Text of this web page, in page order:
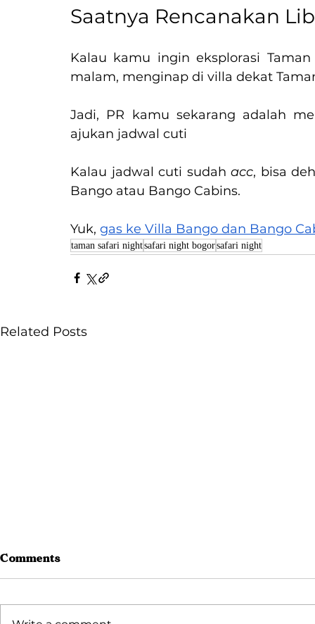
Saatnya Rencanakan
Kalau kamu ingin eksplorasi
malam, menginap di villa dekat
Jadi, PR kamu sekarang adalah
ajukan jadwal cuti
Kalau jadwal cuti sudah acc, bisa
Bango atau Bango Cabins.
Yuk, gas ke Villa Bango dan Bango
taman safari nightsafari night bogorsafari night
Related Posts
Comments